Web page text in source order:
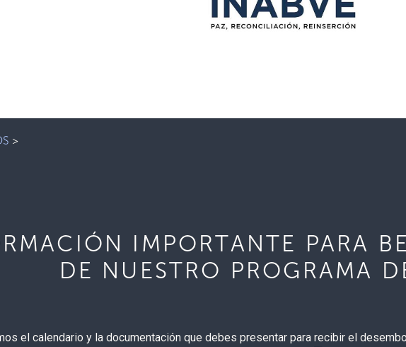
>
IMPORTANTE PARA
DE NUESTRO PROGRAMA
el calendario y la documentación que debes presentar para recibir el